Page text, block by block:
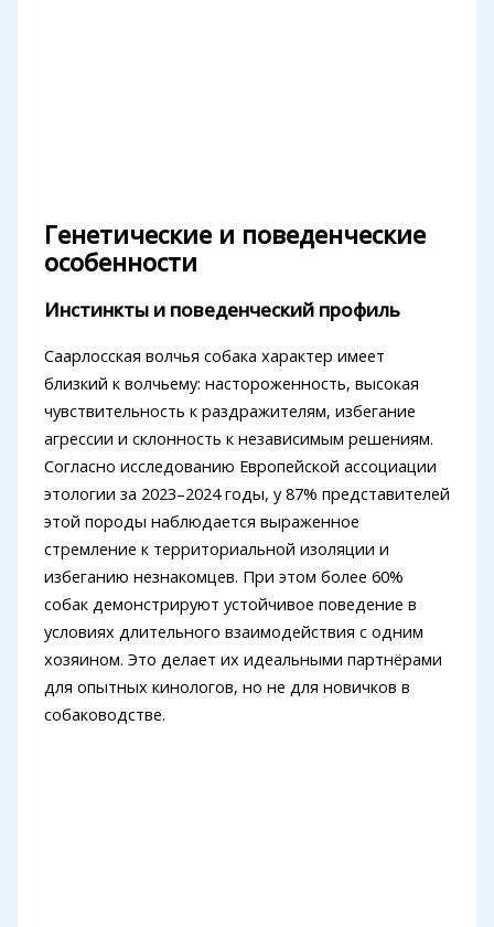
Генетические и поведенческие
особенности
Инстинкты и поведенческий профиль
Саарлосская волчья собака характер имеет
близкий к волчьему: настороженность, высокая
чувствительность к раздражителям, избегание
агрессии и склонность к независимым решениям.
Согласно исследованию Европейской ассоциации
этологии за 2023–2024 годы, у 87% представителей
этой породы наблюдается выраженное
стремление к территориальной изоляции и
избеганию незнакомцев. При этом более 60%
собак демонстрируют устойчивое поведение в
условиях длительного взаимодействия с одним
хозяином. Это делает их идеальными партнёрами
для опытных кинологов, но не для новичков в
собаководстве.